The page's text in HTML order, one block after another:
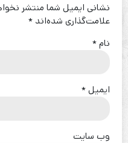
نشانی ایمیل شما منتشر
علامت‌گذاری شده‌اند *
نام*
ایمیل*
وب‌ سایت